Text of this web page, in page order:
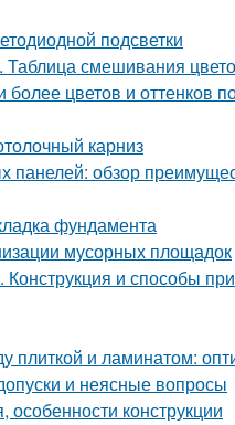
подсветки
смешивания
более цветов и оттенков
карниз
обзор
фундамента
мусорных площадок
и способы
плиткой и ламинатом:
и неясные вопросы
конструкции